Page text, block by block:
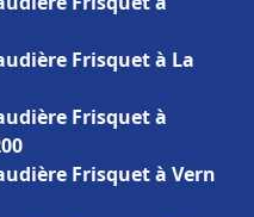
Frisquet à La
Frisquet à
Frisquet à Vern